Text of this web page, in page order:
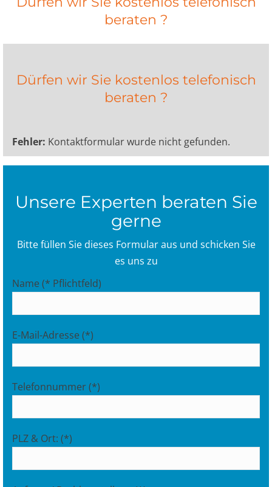
beraten ?
Dürfen wir Sie kostenlos telefonisch
beraten ?
Fehler: Kontaktformular wurde nicht gefunden.
Unsere Experten beraten Sie
gerne
Bitte füllen Sie dieses Formular aus und schicken Sie
es uns zu
Name (* Pflichtfeld)
E-Mail-Adresse (*)
Telefonnummer (*)
PLZ & Ort: (*)